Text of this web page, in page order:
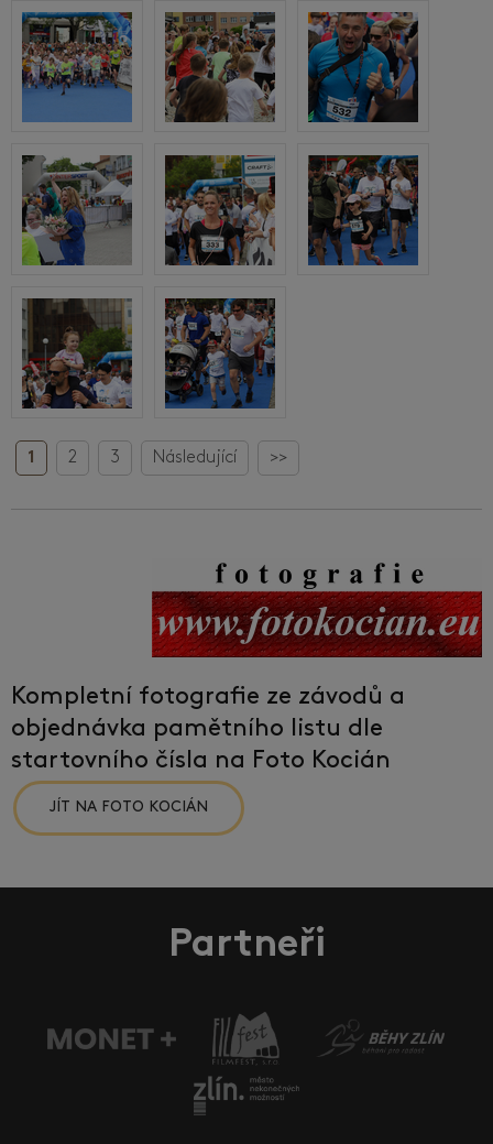
1 2 3 Následující >>
Kompletní fotografie ze závodů a
objednávka pamětního listu dle
startovního čísla na Foto Kocián
JÍT NA FOTO KOCIÁN
Partneři